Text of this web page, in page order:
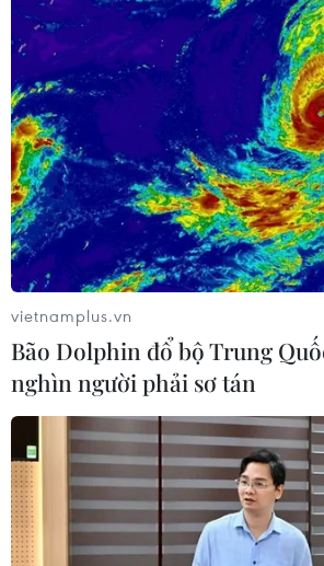
EU công bố gói trừng phạt
các nhà tài phiệt mới của
14/03/2022 23:47
Tỷ phú Roman Abramovich, chủ sở
đá Anh Chelsea, nằm trong số 14
quân sự của Nga tại Ukraine.
vietnamplus.vn
Bão Dolphin đổ bộ Trung
nghìn người phải sơ tán